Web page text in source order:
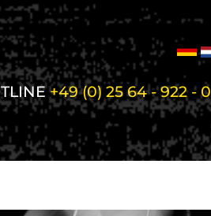
+49 (0) 25 64 - 922 - 0